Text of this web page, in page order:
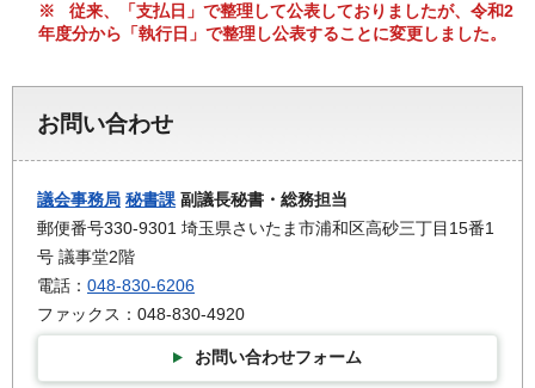
※ 従来、「支払日」で整理して公表しておりましたが、令和2
年度分から「執行日」で整理し公表することに変更しました。
お問い合わせ
議会事務局 秘書課 副議長秘書・総務担当
郵便番号330-9301 埼玉県さいたま市浦和区高砂三丁目15番1
号 議事堂2階
電話： 048-830-6206
ファックス：048-830-4920
お問い合わせフォーム